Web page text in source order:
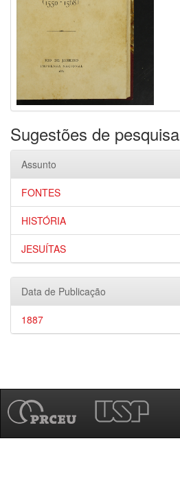
Sugestões de pesquisa
Assunto
FONTES
HISTÓRIA
JESUÍTAS
Data de Publicação
1887